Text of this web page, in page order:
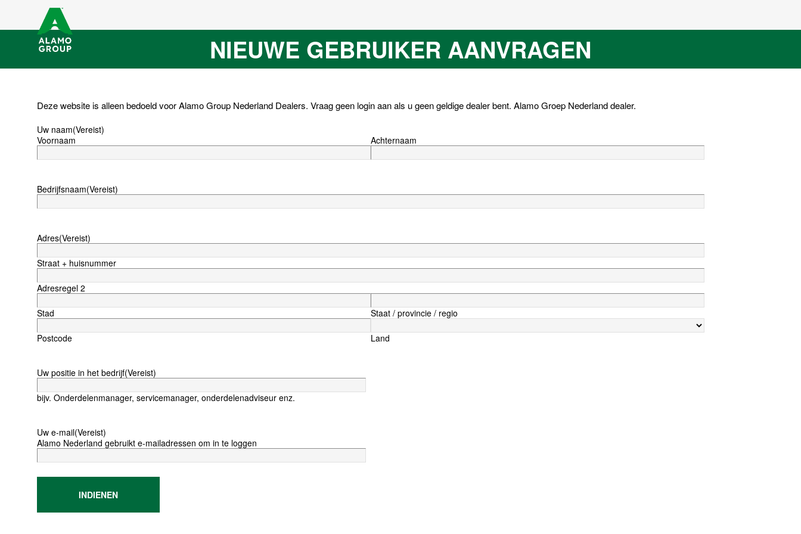
NIEUWE GEBRUIKER AANVRAGEN
Deze website is alleen bedoeld voor Alamo Group Nederland Dealers. Vraag geen login aan als u geen geldige dealer bent. Alamo Groep Nederlanddealer.
Uw naam(Vereist)
Voornaam
Achternaam
Bedrijfsnaam(Vereist)
Adres(Vereist)
Straat + huisnummer
Adresregel 2
Stad Staat / provincie / regio
Postcode Land
Uw positie in het bedrijf(Vereist)
bijv. Onderdelenmanager, servicemanager, onderdelenadviseur enz.
Uw e-mail(Vereist)
Alamo Nederland gebruikt e-mailadressen om in te loggen